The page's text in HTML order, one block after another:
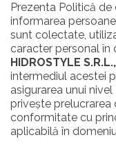
Prezenta Politică
informarea
sunt colectate,
caracter personal
HIDROSTYLE S.R.L.,
intermediul acestei
asigurarea unui
privește prelucrarea
conformitate cu
aplicabilă în